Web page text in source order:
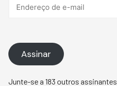
Assinar
Junte-se a 183 outros assinantes